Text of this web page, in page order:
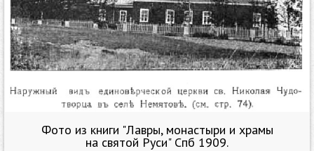
Фото из книги "Лавры, монастыри и храмы
на святой Руси" Спб 1909.